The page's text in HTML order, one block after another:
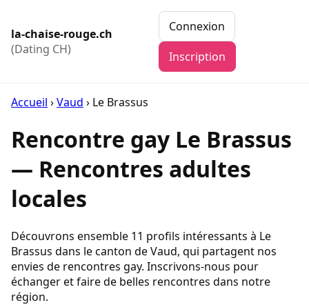
la-chaise-rouge.ch
(Dating CH)
Connexion
Inscription
Accueil ›Vaud › Le Brassus
Rencontre gay Le Brassus
— Rencontres adultes
locales
Découvrons ensemble 11 profils intéressants à Le
Brassus dans le canton de Vaud, qui partagent nos
envies de rencontres gay. Inscrivons-nous pour
échanger et faire de belles rencontres dans notre
région.